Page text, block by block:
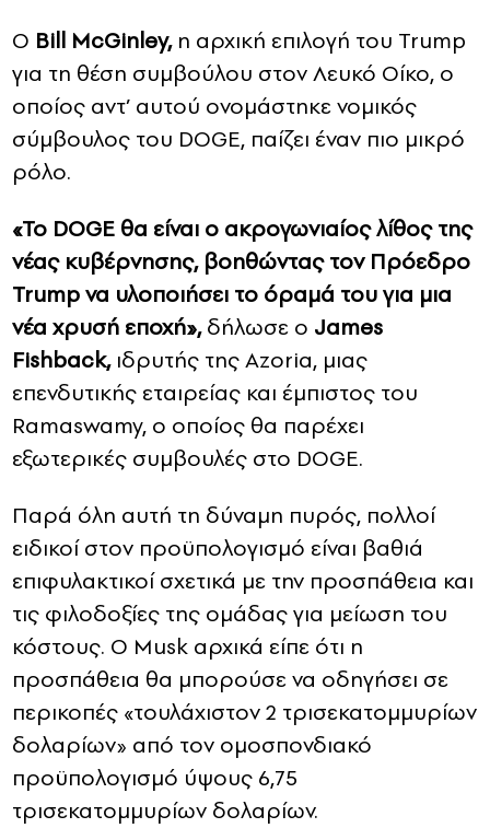
Ο Bill McGinley,η αρχική επιλογή του Trump
για τη θέση συμβούλου στον Λευκό Οίκο, ο
οποίος αντ’ αυτού ονομάστηκε νομικός
σύμβουλος του DOGE, παίζει έναν πιο μικρό
ρόλο.
«Το DOGE θα είναι ο ακρογωνιαίος λίθος της
νέας κυβέρνησης, βοηθώντας τον Πρόεδρο
Trump να υλοποιήσει το όραμά του για μια
νέα χρυσή εποχή»,δήλωσε ο James
Fishback,ιδρυτής της Azoria, μιας
επενδυτικής εταιρείας και έμπιστος του
Ramaswamy, ο οποίος θα παρέχει
εξωτερικές συμβουλές στο DOGE.
Παρά όλη αυτή τη δύναμη πυρός, πολλοί
ειδικοί στον προϋπολογισμό είναι βαθιά
επιφυλακτικοί σχετικά με την προσπάθεια και
τις φιλοδοξίες της ομάδας για μείωση του
κόστους. Ο Musk αρχικά είπε ότι η
προσπάθεια θα μπορούσε να οδηγήσει σε
περικοπές «τουλάχιστον 2 τρισεκατομμυρίων
δολαρίων» από τον ομοσπονδιακό
προϋπολογισμό ύψους 6,75
τρισεκατομμυρίων δολαρίων.